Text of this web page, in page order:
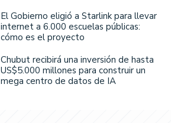
El Gobierno eligió a Starlink para llevar
internet a 6.000 escuelas públicas:
cómo es el proyecto
Chubut recibirá una inversión de hasta
US$5.000 millones para construir un
mega centro de datos de IA